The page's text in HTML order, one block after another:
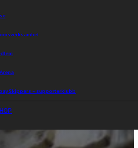
Skippers – supporterklubb